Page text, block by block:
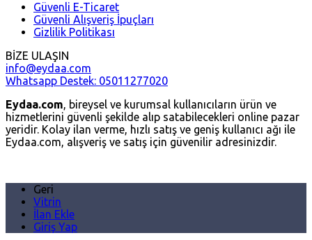
Güvenli E-Ticaret
Güvenli Alışveriş İpuçları
Gizlilik Politikası
BİZE ULAŞIN
info@eydaa.com
Whatsapp Destek: 05011277020
Eydaa.com, bireysel ve kurumsal kullanıcıların ürün ve
hizmetlerini güvenli şekilde alıp satabilecekleri online pazar
yeridir. Kolay ilan verme, hızlı satış ve geniş kullanıcı ağı ile
Eydaa.com, alışveriş ve satış için güvenilir adresinizdir.
Geri
Vitrin
İlan Ekle
Giriş Yap